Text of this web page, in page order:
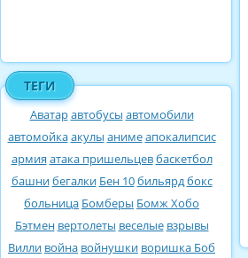
ТЕГИ
Аватаравтобусы автомобили
автомойкаакулы анимеапокалипсис
армия атака пришельцевбаскетбол
башнибегалки Бен 10бильярдбокс
больница Бомберы Бомж Хобо
Бэтмен вертолеты веселые взрывы
Вилли война войнушки воришка Боб